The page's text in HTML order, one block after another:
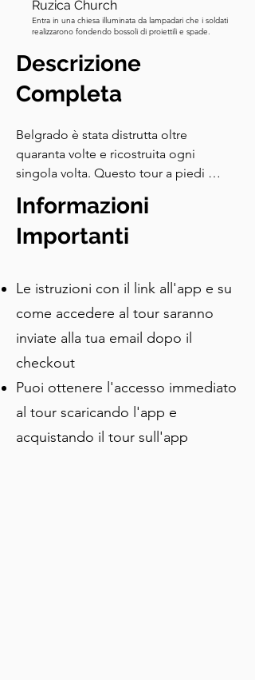
Ruzica Church
Entra in una chiesa illuminata da lampadari che i soldati
realizzarono fondendo bossoli di proiettili e spade.
Descrizione
Completa
Belgrado è stata distrutta oltre
quaranta volte e ricostruita ogni
singola volta. Questo tour a piedi
attraverso cinque chilometri di ciottoli,
mura di fortezze e tavoli di kafana —
dalle fontane ottomane alle cicatrici
monaco fuggiasco, un riformatore
ortografico bandito e un principe che
con la vita.
Informazioni
Importanti
Le istruzioni con il link all'app e su
come accedere al tour saranno
inviate alla tua email dopo il
checkout
Puoi ottenere l'accesso immediato
al tour scaricando l'app e
acquistando il tour sull'app